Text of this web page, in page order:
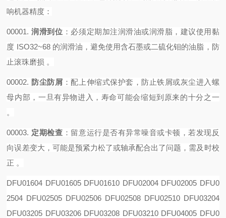
响机器精度：
00001. 润滑到位 ‌：必须定期加注润滑油或润滑脂，建议使用黏
度 ISO32~68 的润滑油，避免使用含石墨或二硫化钼的油脂，防
止滚珠磨损 。
00002. 防尘防屑 ‌：配上伸缩式保护套，防止铁屑或灰尘进入螺
母内部，一旦有异物进入，寿命可能会缩短到原来的十分之一
。
00003. 定期检查 ‌：留意运行是否有异常噪音或卡顿，若发现反
向误差变大，可能是预紧力松了或轴承配合出了问题，需及时校
正 。
DFU01604 DFU01605 DFU01610 DFU02004 DFU02005 DFU0
2504 DFU02505 DFU02506 DFU02508DFU02510 DFU03204
DFU03205 DFU03206 DFU03208 DFU03210 DFU04005 DFU0